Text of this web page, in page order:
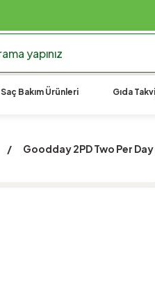
990
Saç Bakım Ürünleri Gıda
Goodday 2PD Two Per